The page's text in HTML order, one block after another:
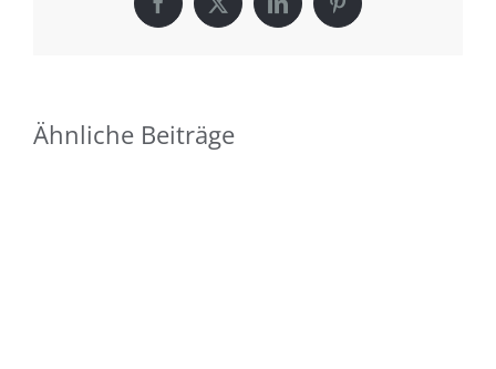
Facebook
X LinkedInPinterest
Ähnliche Beiträge